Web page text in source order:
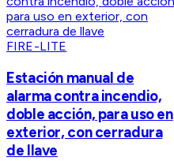
FIRE-LITE
Estación manual de
alarma contra incendio,
doble acción, para uso en
exterior, con cerradura
de llave